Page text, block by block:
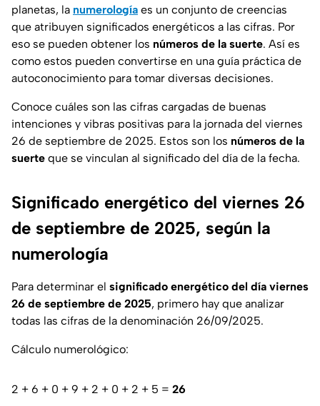
planetas, la numerología es un conjunto de creencias
que atribuyen significados energéticos a las cifras. Por
eso se pueden obtener los números de la suerte. Así es
como estos pueden convertirse en una guía práctica de
autoconocimiento para tomar diversas decisiones.
Conoce cuáles son las cifras cargadas de buenas
intenciones y vibras positivas para la jornada del viernes
26 de septiembre de 2025. Estos son los números de la
suerte que se vinculan al significado del día de la fecha.
Significado energético del viernes 26
de septiembre de 2025, según la
numerología
Para determinar el significado energético del día viernes
26 de septiembre de 2025, primero hay que analizar
todas las cifras de la denominación 26/09/2025.
Cálculo numerológico:
2 + 6 + 0 + 9 + 2 + 0 + 2 + 5 = 26